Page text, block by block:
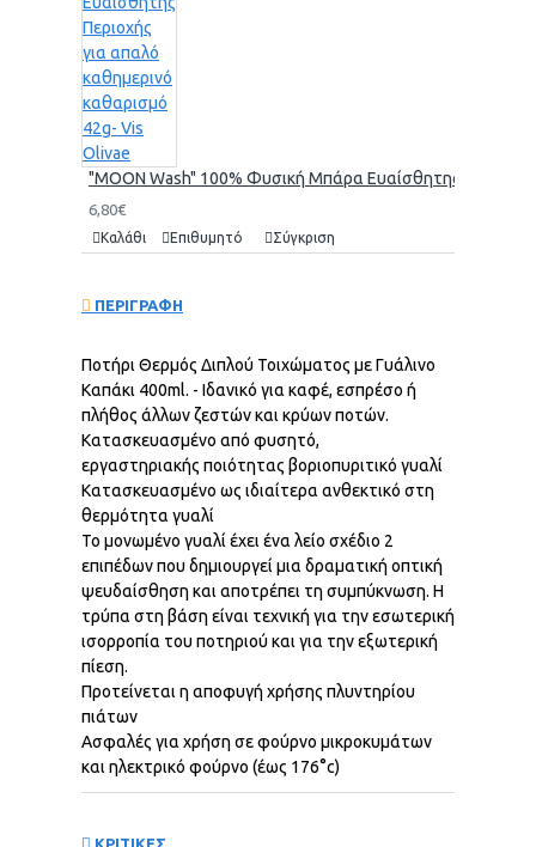
"MOON Wash" 100% Φυσική Μπάρα Ευαίσθητης
6,80€
Καλάθι Επιθυμητό Σύγκριση
ΠΕΡΙΓΡΑΦΗ
Ποτήρι Θερμός Διπλού Τοιχώματος με Γυάλινο
Καπάκι 400ml. - Ιδανικό για καφέ, εσπρέσο ή
πλήθος άλλων ζεστών και κρύων ποτών.
Κατασκευασμένο από φυσητό,
εργαστηριακής ποιότητας βοριοπυριτικό γυαλί
Κατασκευασμένο ως ιδιαίτερα ανθεκτικό στη
θερμότητα γυαλί
Το μονωμένο γυαλί έχει ένα λείο σχέδιο 2
επιπέδων που δημιουργεί μια δραματική οπτική
ψευδαίσθηση και αποτρέπει τη συμπύκνωση. Η
τρύπα στη βάση είναι τεχνική για την εσωτερική
ισορροπία του ποτηριού και για την εξωτερική
πίεση.
Προτείνεται η αποφυγή χρήσης πλυντηρίου
πιάτων
Ασφαλές για χρήση σε φούρνο μικροκυμάτων
και ηλεκτρικό φούρνο (έως 176°c)